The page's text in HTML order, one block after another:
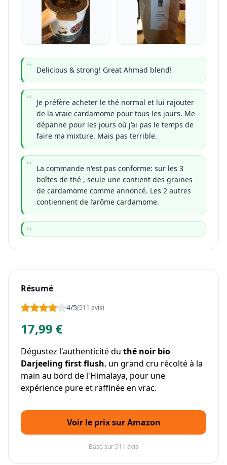
Delicious & strong! Great Ahmad blend!
Je préfère acheter le thé normal et lui rajouter
de la vraie cardamome pour tous les jours. Me
dépanne pour les jours où j’ai pas le temps de
faire ma mixture. Mais pas terrible.
La commande n'est pas conforme: sur les 3
boîtes de thé , seule une contient des graines
de cardamome comme annoncé. Les 2 autres
contiennent de l’arôme cardamome.
Résumé
4/5(511 avis)
17,99 €
Dégustez l'authenticité du thé noir bio
Darjeeling first flush, un grand cru récolté à la
main au bord de l'Himalaya, pour une
expérience pure et raffinée en vrac.
Voir le prix sur Amazon
Basé sur 511 avis